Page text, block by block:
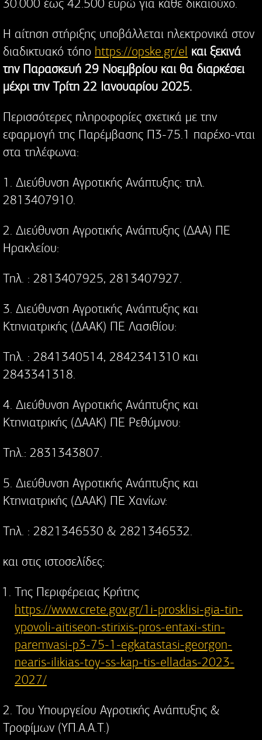
30.000 έως 42.500 ευρώ για κάθε δικαιούχο.
Η αίτηση στήριξης υποβάλλεται ηλεκτρονικά στον
διαδικτυακό τόπο https://opske.gr/el και ξεκινά
την Παρασκευή 29 Νοεμβρίου και θα διαρκέσει
μέχρι την Τρίτη 22 Ιανουαρίου 2025.
Περισσότερες πληροφορίες σχετικά με την
εφαρμογή της Παρέμβασης Π3-75.1 παρέχο-νται
στα τηλέφωνα:
1. Διεύθυνση Αγροτικής Ανάπτυξης: τηλ.
2813407910.
2. Διεύθυνση Αγροτικής Ανάπτυξης (ΔΑΑ) ΠΕ
Ηρακλείου:
Τηλ. : 2813407925, 2813407927.
3. Διεύθυνση Αγροτικής Ανάπτυξης και
Κτηνιατρικής (ΔΑΑΚ) ΠΕ Λασιθίου:
Τηλ. : 2841340514, 2842341310 και
2843341318.
4. Διεύθυνση Αγροτικής Ανάπτυξης και
Κτηνιατρικής (ΔΑΑΚ) ΠΕ Ρεθύμνου:
Τηλ.: 2831343807.
5. Διεύθυνση Αγροτικής Ανάπτυξης και
Κτηνιατρικής (ΔΑΑΚ) ΠΕ Χανίων:
Τηλ. : 2821346530 & 2821346532.
και στις ιστοσελίδες:
Της Περιφέρειας Κρήτης
https://www.crete.gov.gr/1i-prosklisi-gia-tin-
ypovoli-aitiseon-stirixis-pros-entaxi-stin-
paremvasi-p3-75-1-egkatastasi-georgon-
nearis-ilikias-toy-ss-kap-tis-elladas-2023-
2027/
2. Του Υπουργείου Αγροτικής Ανάπτυξης &
Τροφίμων (ΥΠ.Α.Α.Τ.)